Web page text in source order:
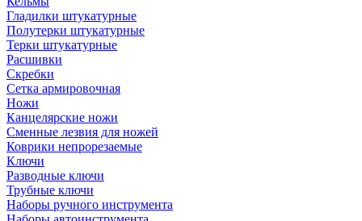
Гладилки штукатурные
Полутерки штукатурные
Терки штукатурные
Расшивки
Скребки
Сетка армировочная
Ножи
Канцелярские ножи
Сменные лезвия для ножей
Коврики непрорезаемые
Ключи
Разводные ключи
Трубные ключи
Наборы ручного инструмента